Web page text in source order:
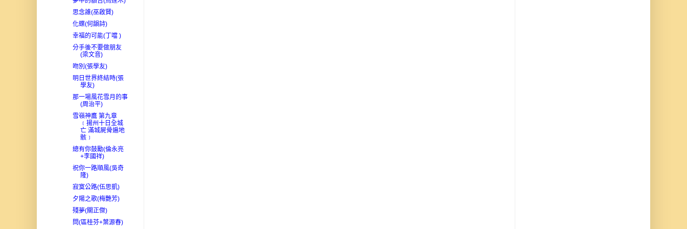
思念誰(巫啟賢)
化蝶(何韻詩)
幸福的可能(丁噹 )
分手後不要做朋友
(梁文音)
吻別(張學友)
明日世界終結時(張
學友)
那一場風花雪月的事
(周治平)
雪嶺神鷹 第九章
﹝揚州十日全城
亡 滿城屍骨遍地
骸﹞
總有你鼓勵(倫永亮
+李國祥)
祝你一路順風(吳奇
隆)
寂寞公路(伍思凱)
夕陽之歌(梅艷芳)
殘夢(關正傑)
問(區桂芬+葉源春)